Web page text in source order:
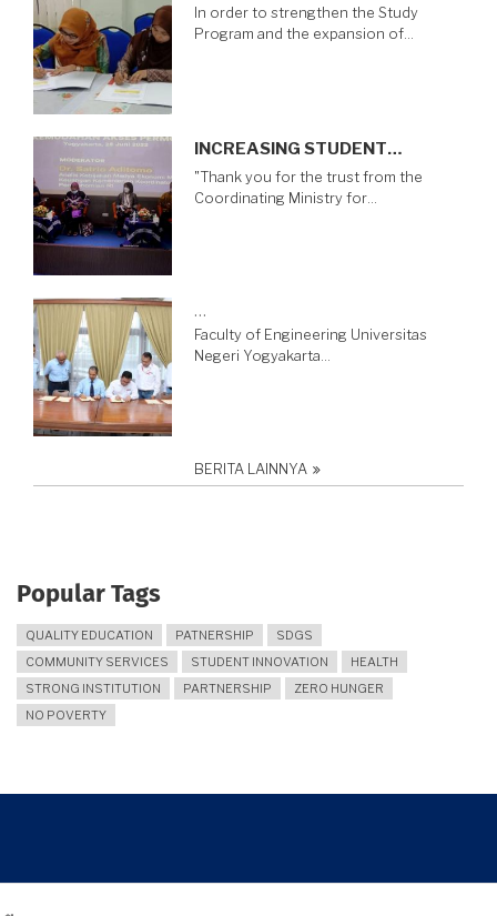
In order to strengthen the Study
Program and the expansion of…
INCREASING STUDENT…
"Thank you for the trust from the
Coordinating Ministry for…
…
Faculty of Engineering Universitas
Negeri Yogyakarta…
BERITA LAINNYA
Popular Tags
QUALITY EDUCATION PATNERSHIP
SDGS
COMMUNITY SERVICES
STUDENT INNOVATION
HEALTH
STRONG INSTITUTION
PARTNERSHIP
ZERO HUNGER
NO POVERTY